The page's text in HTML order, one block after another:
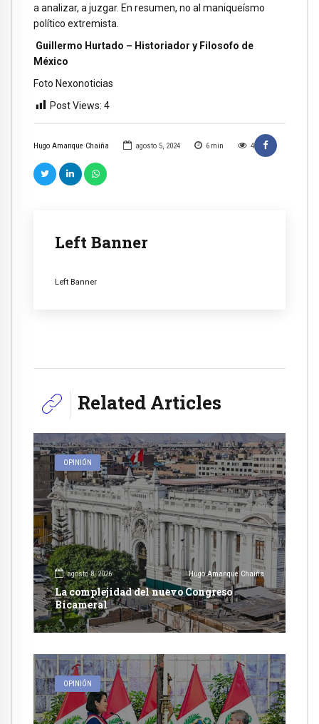
Hugo Amanque Chaiña agosto 5, 2024 6 min 4
Left Banner
Left Banner
a analizar, a juzgar. En resumen, no al maniqueísmo
político extremista.
Guillermo Hurtado – Historiador y Filosofo de
México
Foto Nexonoticias
Post Views: 4
Related Articles
OPINIÓN
agosto 8, 2026 Hugo Amanque Chaiña
La complejidad del nuevo Congreso
Bicameral
OPINIÓN